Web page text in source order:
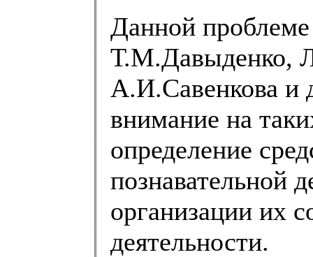
Данной
Т.М.Давыденко,
А.И.Савенкова и
внимание на
определение
познавательной
организации их
деятельности.